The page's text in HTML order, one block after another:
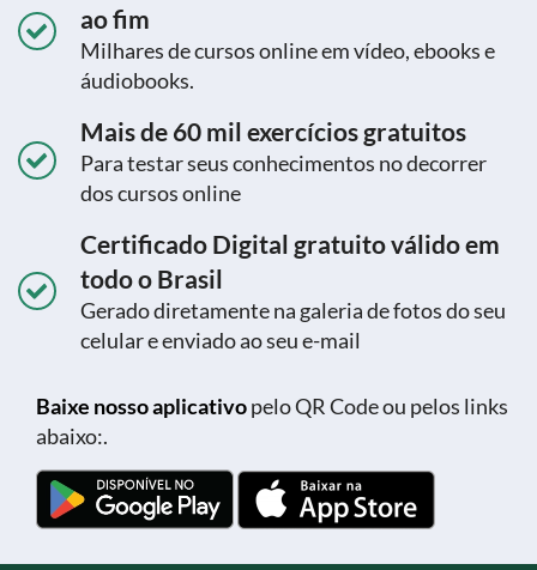
ao fim
Milhares de cursos online em vídeo, ebooks e
áudiobooks.
Mais de 60 mil exercícios gratuitos
Para testar seus conhecimentos no decorrer
dos cursos online
Certificado Digital gratuito válido em
todo o Brasil
Gerado diretamente na galeria de fotos do seu
celular e enviado ao seu e-mail
Baixe nosso aplicativopelo QR Code ou pelos links
abaixo:.